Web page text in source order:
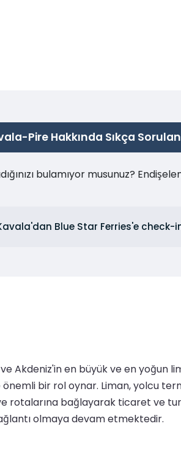
Pire Hakkında Sıkça
bulamıyor musunuz?
Blue Star Ferries'e check-
Akdeniz'in en büyük ve en yoğun
bir rol oynar. Liman, yolcu
rotalarına bağlayarak ticaret ve
olmaya devam etmektedir.